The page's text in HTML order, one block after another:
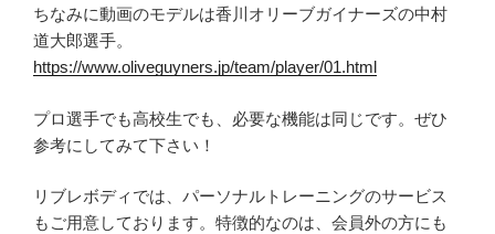
ちなみに動画のモデルは香川オリーブガイナーズの中村
道大郎選手。
https://www.oliveguyners.jp/team/player/01.html
プロ選手でも高校生でも、必要な機能は同じです。ぜひ
参考にしてみて下さい！
リブレボディでは、パーソナルトレーニングのサービス
もご用意しております。特徴的なのは、会員外の方にも